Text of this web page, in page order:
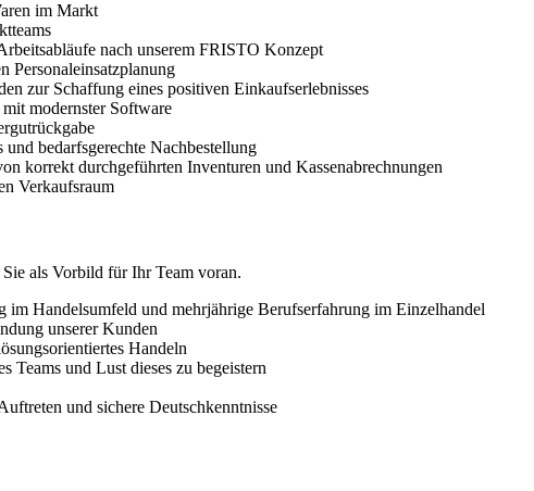
im Markt
nach unserem FRISTO Konzept
Personaleinsatzplanung
zur Schaffung eines positiven Einkaufserlebnisses
modernster Software
bedarfsgerechte Nachbestellung
korrekt durchgeführten Inventuren und Kassenabrechnungen
Verkaufsraum
als Vorbild für Ihr Team voran.
im Handelsumfeld und mehrjährige Berufserfahrung im Einzelhandel
unserer Kunden
Handeln
Teams und Lust dieses zu begeistern
und sichere Deutschkenntnisse